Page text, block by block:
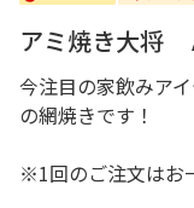
アミ焼き大将
今注目の家飲みア
の網焼きです！
※1回のご注文はお